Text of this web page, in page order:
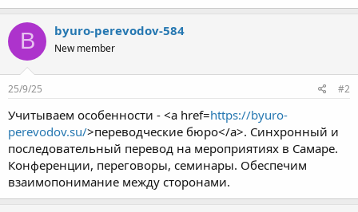
B byuro-perevodov-584
New member
25/9/25 #2
Учитываем особенности - <a href=https://byuro-
perevodov.su/>переводческие бюро</a>. Синхронный и
последовательный перевод на мероприятиях в Самаре.
Конференции, переговоры, семинары. Обеспечим
взаимопонимание между сторонами.